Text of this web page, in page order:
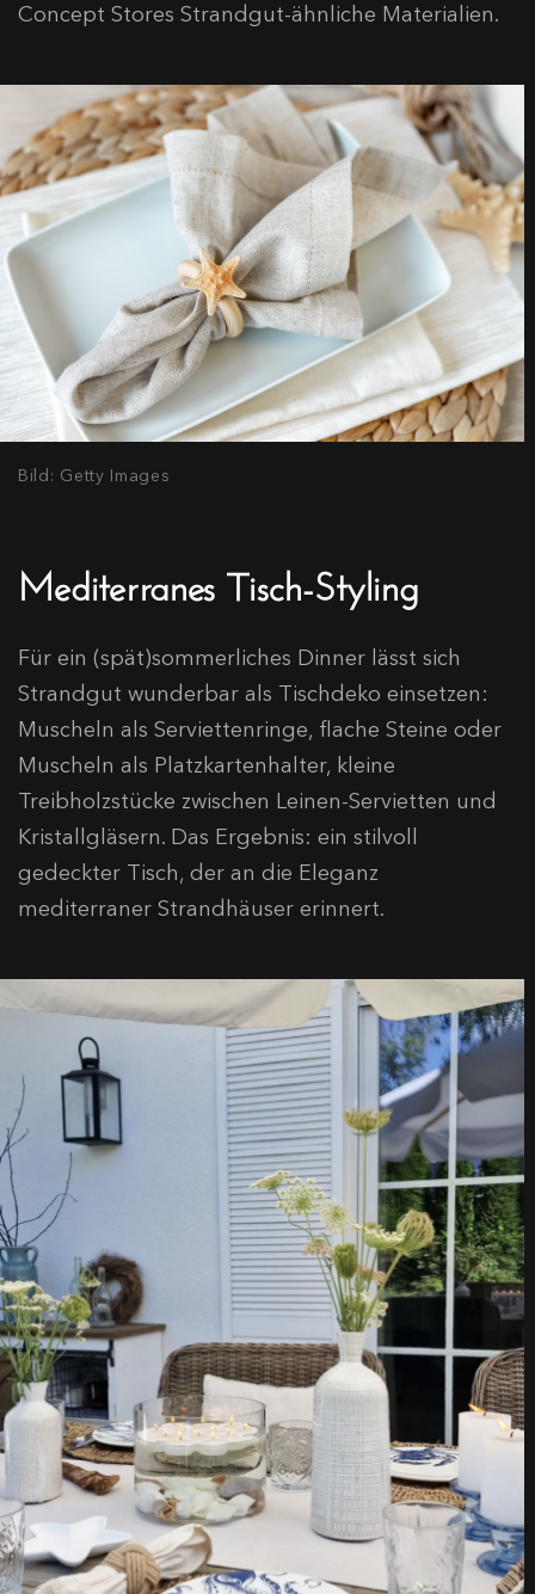
Concept Stores Strandgut-ähnliche Materialien.
Bild: Getty Images
Mediterranes Tisch-Styling
Für ein (spät)sommerliches Dinner lässt sich
Strandgut wunderbar als Tischdeko einsetzen:
Muscheln als Serviettenringe, flache Steine oder
Muscheln als Platzkartenhalter, kleine
Treibholzstücke zwischen Leinen-Servietten und
Kristallgläsern. Das Ergebnis: ein stilvoll
gedeckter Tisch, der an die Eleganz
mediterraner Strandhäuser erinnert.